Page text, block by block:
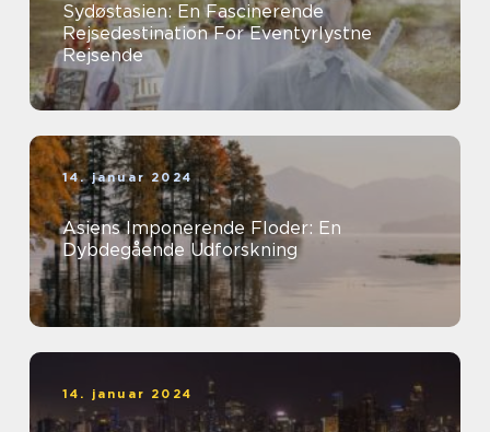
Sydøstasien: En Fascinerende
Rejsedestination For Eventyrlystne
Rejsende
14. januar 2024
Asiens Imponerende Floder: En
Dybdegående Udforskning
14. januar 2024